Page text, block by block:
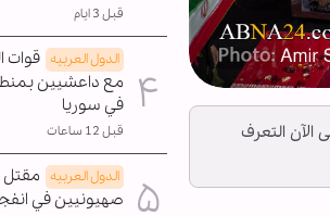
التعرف
قبل 3 ايام
الدول العربیه قوات
مع داعشيين
في سوريا
قبل 12 ساعات
الدول العربیه مقتل
صهيونيين في